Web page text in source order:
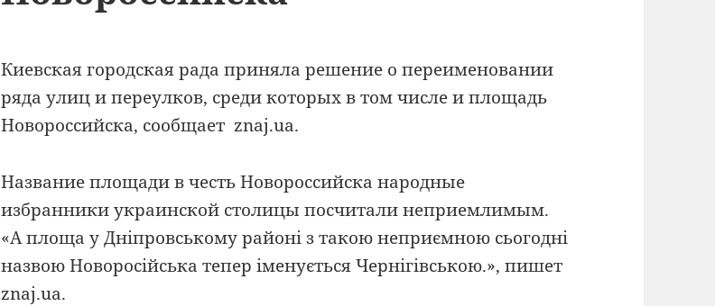
Киевская городская рада приняла решение о переименовании
ряда улиц и переулков, среди которых в том числе и площадь
Новороссийска, сообщает znaj.ua.
Название площади в честь Новороссийска народные
избранники украинской столицы посчитали неприемлимым.
«А площа у Днiпровському районі з такою неприємною сьогодні
назвою Новоросійська тепер іменується Чернігівською.», пишет
znaj.ua.